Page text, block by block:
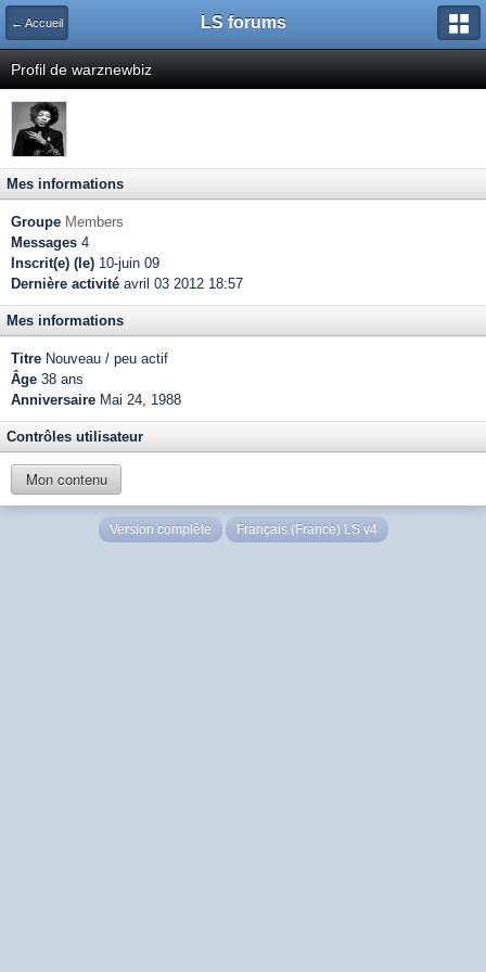
← Accueil LS forums
Profil de warznewbiz
Mes informations
Groupe Members
Messages 4
Inscrit(e) (le) 10-juin 09
Dernière activité avril 03 2012 18:57
Mes informations
Titre Nouveau / peu actif
Âge 38 ans
Anniversaire Mai 24, 1988
Contrôles utilisateur
Mon contenu
Version complète Français (France) LS v4